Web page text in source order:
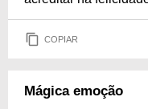
COPIAR
Mágica emoção